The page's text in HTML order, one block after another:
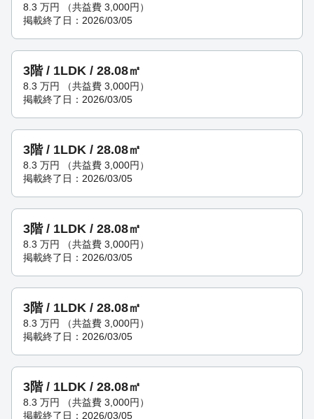
8.3 万円 （共益費 3,000円）
掲載終了日：2026/03/05
3階 / 1LDK / 28.08㎡
8.3 万円 （共益費 3,000円）
掲載終了日：2026/03/05
3階 / 1LDK / 28.08㎡
8.3 万円 （共益費 3,000円）
掲載終了日：2026/03/05
3階 / 1LDK / 28.08㎡
8.3 万円 （共益費 3,000円）
掲載終了日：2026/03/05
3階 / 1LDK / 28.08㎡
8.3 万円 （共益費 3,000円）
掲載終了日：2026/03/05
3階 / 1LDK / 28.08㎡
8.3 万円 （共益費 3,000円）
掲載終了日：2026/03/05